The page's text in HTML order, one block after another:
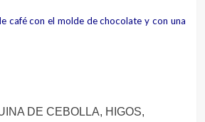
café con el molde de chocolate y con una
DE CEBOLLA, HIGOS,